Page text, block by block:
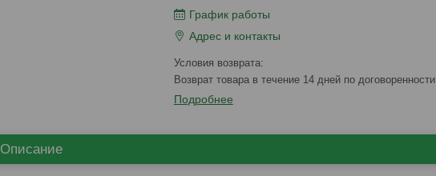
График работы
Адрес и контакты
возврат товара в течение 14 дней по договоренности
Подробнее
Описание